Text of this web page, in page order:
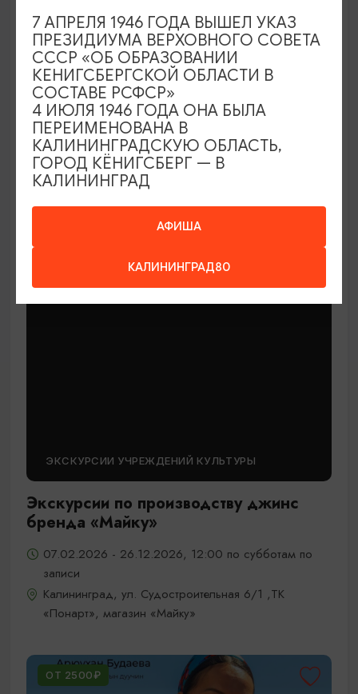
МАСТЕР-КЛАССЫ
Мастер-классы по керамике Елены
Бодяковой
Калининград, ул. Баранова, 45
ЭКСКУРСИИ УЧРЕЖДЕНИЙ КУЛЬТУРЫ
Экскурсии по производству джинс
бренда «Майку»
07.02.2026 - 26.12.2026, 12:00 по субботам по
записи
Калининград, ул. Судостроительная 6/1 ,ТК
«Понарт», магазин «Майку»
ОТ 2500₽
АФИША
КАЛИНИНГРАД80
7 АПРЕЛЯ 1946 ГОДА ВЫШЕЛ УКАЗ
ПРЕЗИДИУМА ВЕРХОВНОГО СОВЕТА
СССР «ОБ ОБРАЗОВАНИИ
КЕНИГСБЕРГСКОЙ ОБЛАСТИ В
СОСТАВЕ РСФСР»
4 ИЮЛЯ 1946 ГОДА ОНА БЫЛА
ПЕРЕИМЕНОВАНА В
КАЛИНИНГРАДСКУЮ ОБЛАСТЬ,
ГОРОД КЁНИГСБЕРГ — В
КАЛИНИНГРАД